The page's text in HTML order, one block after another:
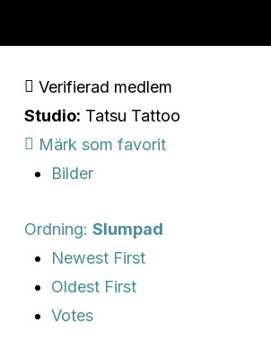
Verifierad medlem
Studio: Tatsu Tattoo
Märk som favorit
Bilder
Ordning: Slumpad
Newest First
Oldest First
Votes